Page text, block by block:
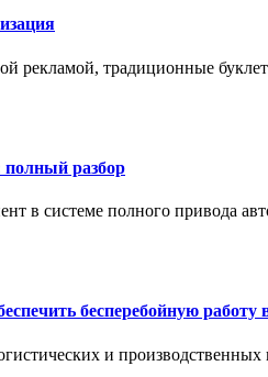
рекламой, традиционные
полный разбор
в системе полного привода
бесперебойную работу
и